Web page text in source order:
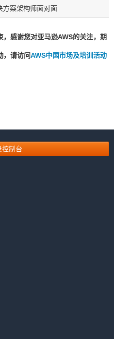
方案架构师面对面
感谢您对亚马逊AWS的关注，期
，请访问AWS中国市场及培训活动
控制台